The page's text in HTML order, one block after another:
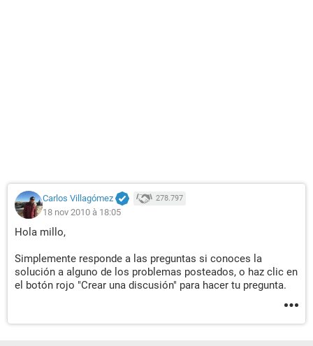
Carlos Villagómez 278.797
18 nov 2010 à 18:05
Hola millo,
Simplemente responde a las preguntas si conoces la
solución a alguno de los problemas posteados, o haz clic en
el botón rojo "Crear una discusión" para hacer tu pregunta.